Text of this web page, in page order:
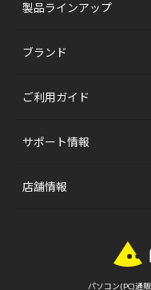
製品ラインアップ
ブランド
ご利用ガイド
サポート情報
店舗情報
パソコン(PC)通